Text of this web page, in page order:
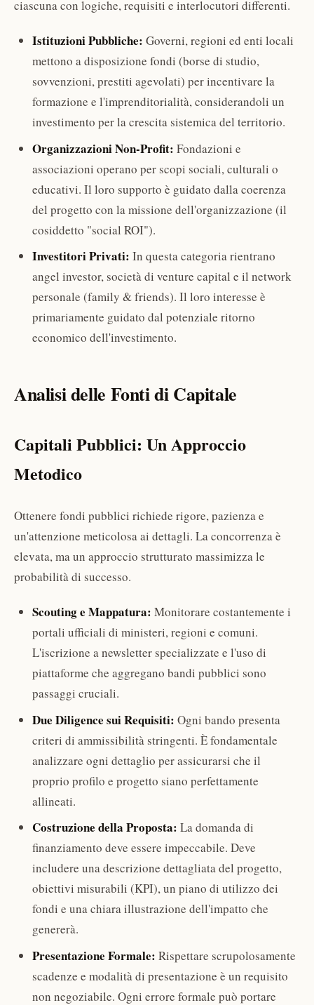
ciascuna con logiche, requisiti e interlocutori differenti.
Istituzioni Pubbliche: Governi, regioni ed enti locali
mettono a disposizione fondi (borse di studio,
sovvenzioni, prestiti agevolati) per incentivare la
formazione e l'imprenditorialità, considerandoli un
investimento per la crescita sistemica del territorio.
Organizzazioni Non-Profit: Fondazioni e
associazioni operano per scopi sociali, culturali o
educativi. Il loro supporto è guidato dalla coerenza
del progetto con la missione dell'organizzazione (il
cosiddetto "social ROI").
Investitori Privati: In questa categoria rientrano
angel investor, società di venture capital e il network
personale (family & friends). Il loro interesse è
primariamente guidato dal potenziale ritorno
economico dell'investimento.
Analisi delle Fonti di Capitale
Capitali Pubblici: Un Approccio
Metodico
Ottenere fondi pubblici richiede rigore, pazienza e
un'attenzione meticolosa ai dettagli. La concorrenza è
elevata, ma un approccio strutturato massimizza le
probabilità di successo.
Scouting e Mappatura: Monitorare costantemente i
portali ufficiali di ministeri, regioni e comuni.
L'iscrizione a newsletter specializzate e l'uso di
piattaforme che aggregano bandi pubblici sono
passaggi cruciali.
Due Diligence sui Requisiti: Ogni bando presenta
criteri di ammissibilità stringenti. È fondamentale
analizzare ogni dettaglio per assicurarsi che il
proprio profilo e progetto siano perfettamente
allineati.
Costruzione della Proposta: La domanda di
finanziamento deve essere impeccabile. Deve
includere una descrizione dettagliata del progetto,
obiettivi misurabili (KPI), un piano di utilizzo dei
fondi e una chiara illustrazione dell'impatto che
genererà.
Presentazione Formale: Rispettare scrupolosamente
scadenze e modalità di presentazione è un requisito
non negoziabile. Ogni errore formale può portare